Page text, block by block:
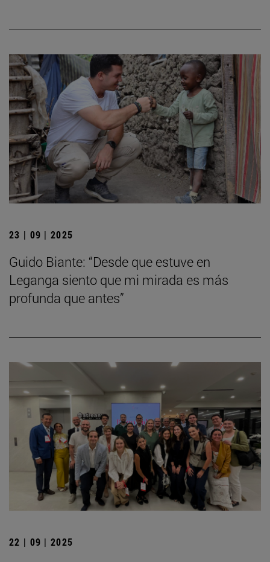
23 | 09 | 2025
Guido Biante: “Desde que estuve en
Leganga siento que mi mirada es más
profunda que antes”
22 | 09 | 2025